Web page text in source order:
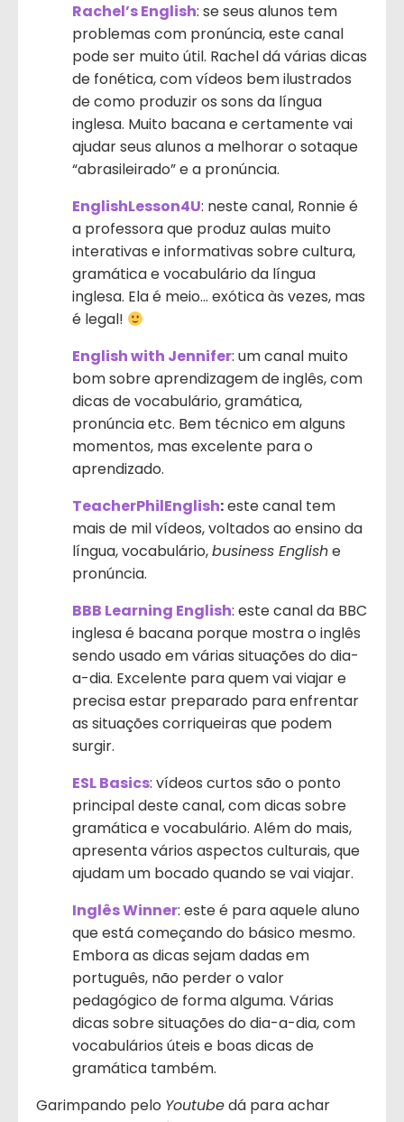
Rachel’s English: se seus alunos tem
problemas com pronúncia, este canal
pode ser muito útil. Rachel dá várias dicas
de fonética, com vídeos bem ilustrados
de como produzir os sons da língua
inglesa. Muito bacana e certamente vai
ajudar seus alunos a melhorar o sotaque
“abrasileirado” e a pronúncia.
EnglishLesson4U: neste canal, Ronnie é
a professora que produz aulas muito
interativas e informativas sobre cultura,
gramática e vocabulário da língua
inglesa. Ela é meio… exótica às vezes, mas
é legal!
English with Jennifer: um canal muito
bom sobre aprendizagem de inglês, com
dicas de vocabulário, gramática,
pronúncia etc. Bem técnico em alguns
momentos, mas excelente para o
aprendizado.
TeacherPhilEnglish:este canal tem
mais de mil vídeos, voltados ao ensino da
língua, vocabulário,business Englishe
pronúncia.
BBB Learning English: este canal da BBC
inglesa é bacana porque mostra o inglês
sendo usado em várias situações do dia-
a-dia. Excelente para quem vai viajar e
precisa estar preparado para enfrentar
as situações corriqueiras que podem
surgir.
ESL Basics: vídeos curtos são o ponto
principal deste canal, com dicas sobre
gramática e vocabulário. Além do mais,
apresenta vários aspectos culturais, que
ajudam um bocado quando se vai viajar.
Inglês Winner: este é para aquele aluno
que está começando do básico mesmo.
Embora as dicas sejam dadas em
português, não perder o valor
pedagógico de forma alguma. Várias
dicas sobre situações do dia-a-dia, com
vocabulários úteis e boas dicas de
gramática também.
Garimpando pelo Youtubedá para achar